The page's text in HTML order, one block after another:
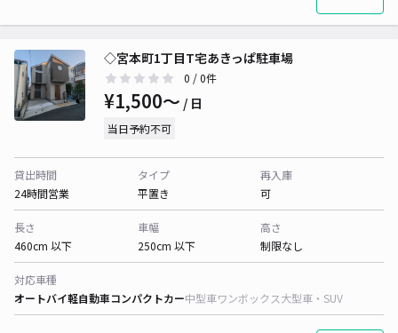
◇宮本町1丁目T宅あきっぱ駐車場
0 / 0件
¥1,500〜 / 日
当日予約不可
貸出時間
24時間営業
タイプ
平置き
再入庫
可
長さ
460cm 以下
車幅
250cm 以下
高さ
制限なし
対応車種
オートバイ軽自動車コンパクトカー中型車ワンボックス大型車・SUV